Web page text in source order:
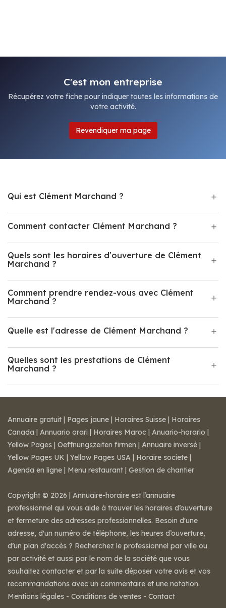
C'est mon entreprise
Récupérez votre fiche pour indiquer toutes les informations de
votre activité.
Revendiquer ma page
Qui est Clément Marchand ?
Comment contacter Clément Marchand ?
Quels sont les horaires d'ouverture de Clément
Marchand ?
Comment prendre rendez-vous avec Clément
Marchand ?
Quelle est l'adresse de Clément Marchand ?
Quelles sont les prestations de Clément
Marchand ?
Annuaire gratuit | Pages jaune | Horaires Suisse | Horaires
Canada | Annuario orari | Horaires Maroc | Anuario-horario |
Yellow Pages | Oeffnungszeiten firmen | Annuaire inversé |
Yellow Pages UK | Yellow Pages USA | Horaire societe |
Agenda en ligne | Menu restaurant | Gestion de chantier
Copyright © 2026 | Annuaire-horaire est l’annuaire
professionnel qui vous aide à trouver les horaires d’ouverture
et fermeture des adresses professionnelles. Besoin d'une
adresse, d'un numéro de téléphone, les heures d’ouverture,
d’un plan d'accès ? Recherchez le professionnel par ville ou
par activité et aussi par le nom de la société que vous
souhaitez contacter et par la suite déposer votre avis et vos
recommandations avec un commentaire et une notation.
Mentions légales - Conditions de ventes - Contact